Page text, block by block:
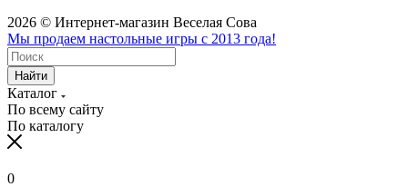
2026 © Интернет-магазин Веселая Сова
Мы продаем настольные игры с 2013 года!
Найти
Каталог
По всему сайту
По каталогу
0